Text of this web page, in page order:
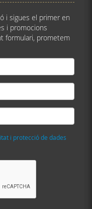
i sigues el primer en
i promocions
formulari, prometem
i protecció de dades